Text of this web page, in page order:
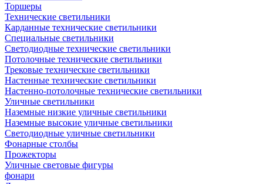
Торшеры
Технические светильники
Карданные технические светильники
Специальные светильники
Светодиодные технические светильники
Потолочные технические светильники
Трековые технические светильники
Настенные технические светильники
Настенно-потолочные технические светильники
Уличные светильники
Наземные низкие уличные светильники
Наземные высокие уличные светильники
Светодиодные уличные светильники
Фонарные столбы
Прожекторы
Уличные световые фигуры
фонари